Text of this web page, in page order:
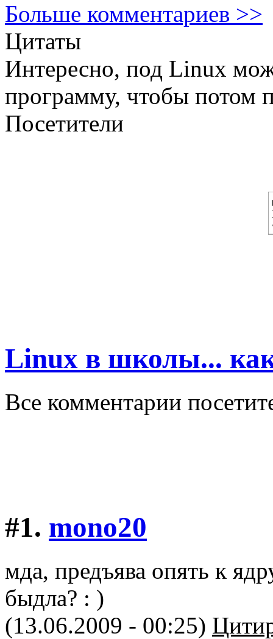
Больше комментариев >>
Цитаты
Интересно, под Linux
программу, чтобы потом
Посетители
Linux в школы... как
Все комментарии
#1. mono20
мда, предъява опять к
быдла? : )
(13.06.2009 - 00:25)